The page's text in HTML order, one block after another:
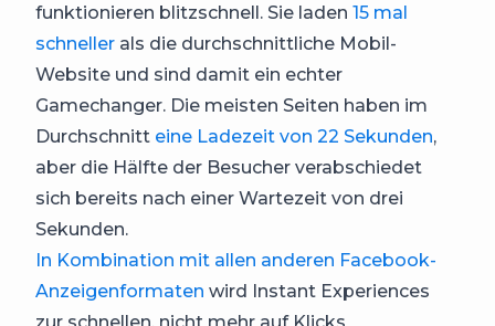
funktionieren blitzschnell. Sie laden 15 mal
schneller als die durchschnittliche Mobil-
Website und sind damit ein echter
Gamechanger. Die meisten Seiten haben im
Durchschnitt eine Ladezeit von 22 Sekunden,
aber die Hälfte der Besucher verabschiedet
sich bereits nach einer Wartezeit von drei
Sekunden.
In Kombination mit allen anderen Facebook-
Anzeigenformaten wird Instant Experiences